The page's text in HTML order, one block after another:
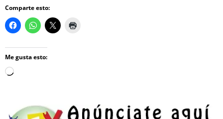
Comparte esto:
Me gusta esto:
Loading…